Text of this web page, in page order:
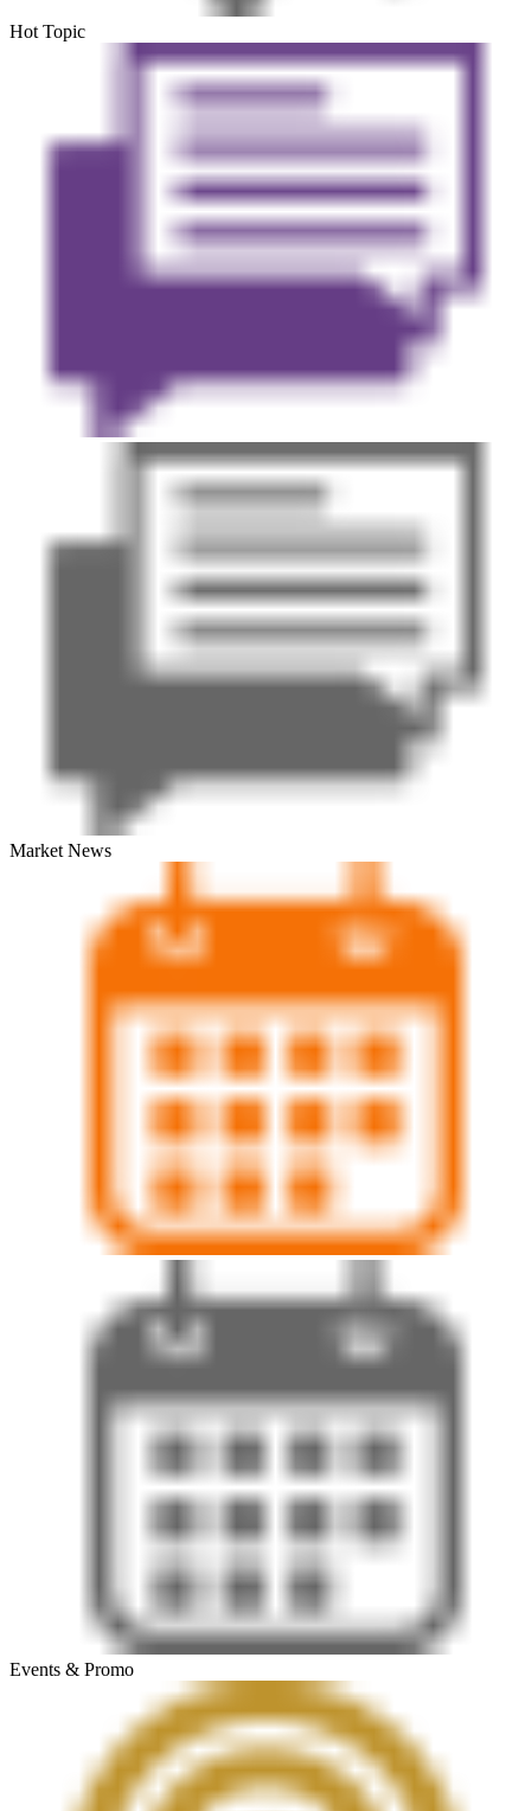
Hot Topic
Market News
Events & Promo